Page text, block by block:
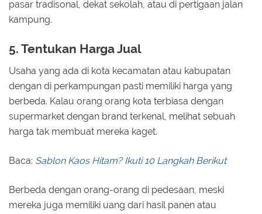
pasar tradisonal, dekat sekolah, atau di pertigaan jalan
kampung.
5. Tentukan Harga Jual
Usaha yang ada di kota kecamatan atau kabupatan
dengan di perkampungan pasti memiliki harga yang
berbeda. Kalau orang orang kota terbiasa dengan
supermarket dengan brand terkenal, melihat sebuah
harga tak membuat mereka kaget.
Baca: Sablon Kaos Hitam? Ikuti 10 Langkah Berikut
Berbeda dengan orang-orang di pedesaan, meski
mereka juga memiliki uang dari hasil panen atau